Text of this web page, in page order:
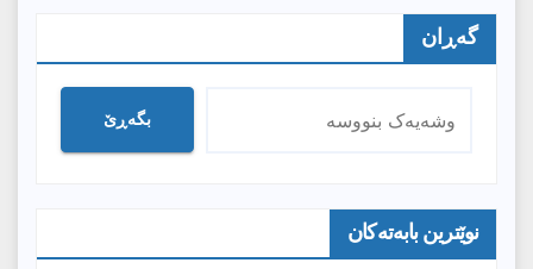
گەڕان
بگەڕێ
نوێترین بابەتەکان